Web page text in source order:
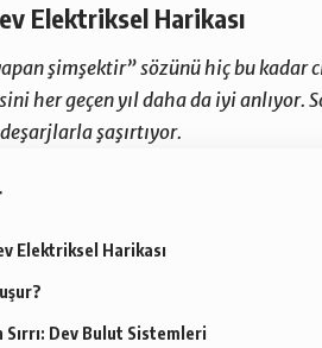
Elektriksel Harikası
şimşektir” sözünü hiç bu kadar
her geçen yıl daha da iyi anlıyor.
şaşırtıyor.
Elektriksel Harikası
Sırrı: Dev Bulut Sistemleri